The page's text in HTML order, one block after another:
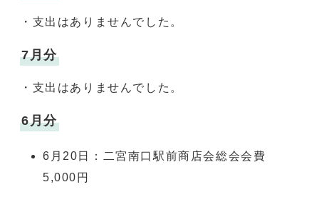
・支出はありませんでした。
7月分
・支出はありませんでした。
6月分
6月20日：二宮南口駅前商店会総会会費
5,000円